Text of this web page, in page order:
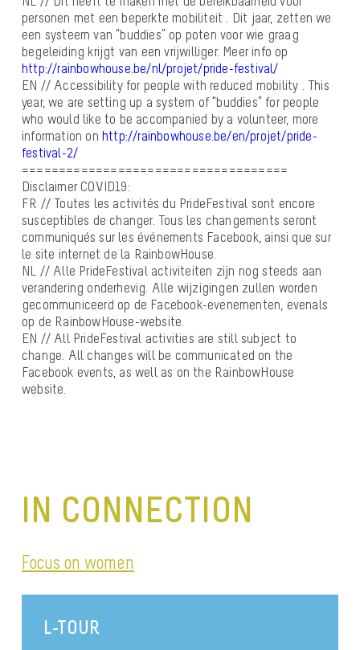
personen met een beperkte mobiliteit . Dit jaar, zetten we
een systeem van “buddies” op poten voor wie graag
begeleiding krijgt van een vrijwilliger. Meer info op
http://rainbowhouse.be/nl/projet/pride-festival/
EN // Accessibility for people with reduced mobility . This
year, we are setting up a system of “buddies” for people
who would like to be accompanied by a volunteer, more
information on http://rainbowhouse.be/en/projet/pride-
festival-2/
====================================
Disclaimer COVID19:
FR // Toutes les activités du PrideFestival sont encore
susceptibles de changer. Tous les changements seront
communiqués sur les événements Facebook, ainsi que sur
le site internet de la RainbowHouse.
NL // Alle PrideFestival activiteiten zijn nog steeds aan
verandering onderhevig. Alle wijzigingen zullen worden
gecommuniceerd op de Facebook-evenementen, evenals
op de RainbowHouse-website.
EN // All PrideFestival activities are still subject to
change. All changes will be communicated on the
Facebook events, as well as on the RainbowHouse
website.
IN CONNECTION
Focus on women
L-TOUR